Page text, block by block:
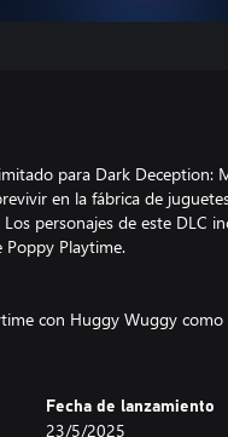
para Dark Deception:
en la fábrica de
personajes de este DLC
Poppy Playtime.
con Huggy Wuggy como
Fecha de lanzamiento
23/5/2025